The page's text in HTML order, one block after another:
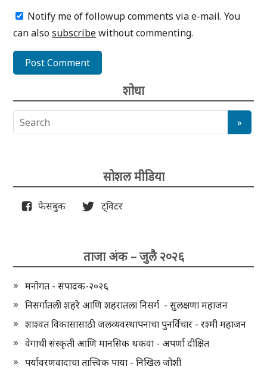
Notify me of followup comments via e-mail. You
can alsosubscribewithout commenting.
शोधा
सोशल मीडिया
फेसबुक ट्विटर
ताजा अंक – जुलै २०२६
मनोगत - संपादक-२०२६
निसर्गातली शहरे आणि शहरातला निसर्ग - सुलक्षणा महाजन
शाश्वत विकासासाठी जलव्यवस्थापनाचा पुनर्विचार - रश्मी महाजन
वेगाची संस्कृती आणि मानसिक थकवा - अपर्णा दीक्षित
पर्यावरणवादाचा तात्त्विक पाया - निखिल जोशी